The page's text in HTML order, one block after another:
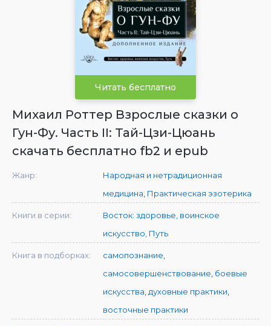
Читать бесплатно
Михаил Роттер Взрослые сказки о
Гун-Фу. Часть II: Тай-Цзи-Цюань
скачать бесплатно fb2 и epub
Жанр:
Народная и нетрадиционная
медицина Практическая эзотерика
Книги в серии:
Восток: здоровье, воинское
искусство, Путь
Книга в подборках: самопознание
самосовершенствование боевые
искусства духовные практики
восточные практики